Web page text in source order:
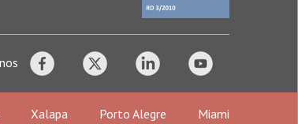
Xalapa Porto Alegre Miami